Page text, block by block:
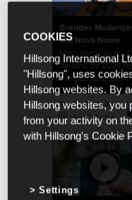
Grandes
Um Novo Nome
Mensagem do dia
de abril de 2024 no
campus Zona Sul.
Raphael Galante
Apr 7 2024
COOKIES
Hillsong International
"Hillsong", uses
Hillsong websites. By
Hillsong websites, you
from your activity on
with Hillsong's Cookie
Settings